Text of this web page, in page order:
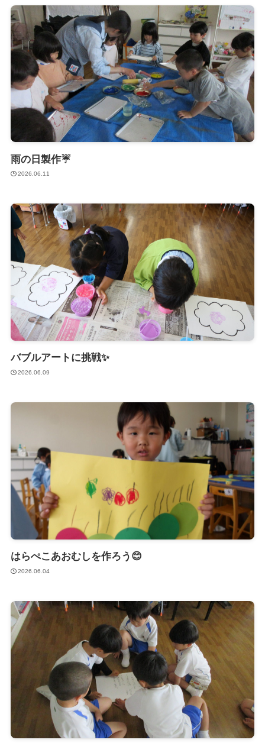
雨の日製作☔
2026.06.11
バブルアートに挑戦✨
2026.06.09
はらぺこあおむしを作ろう😊
2026.06.04